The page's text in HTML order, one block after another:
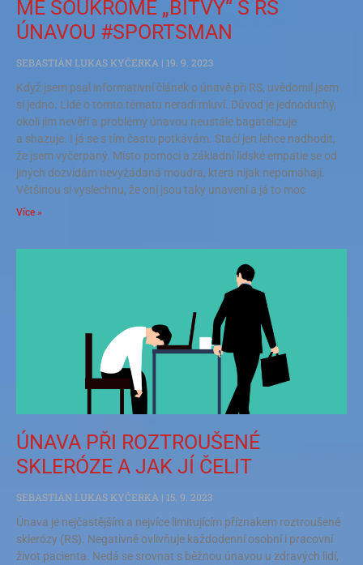
MÉ SOUKROMÉ „BITVY“ S RS
ÚNAVOU #SPORTSMAN
SEBASTIÁN LUKAS KYČERKA
19. 9. 2023
Když jsem psal informativní článek o únavě při RS, uvědomil jsem
si jedno. Lidé o tomto tématu neradi mluví. Důvod je jednoduchý,
okolí jim nevěří a problémy únavou neustále bagatelizuje
a shazuje. I já se s tím často potkávám. Stačí jen lehce nadhodit,
že jsem vyčerpaný. Místo pomoci a základní lidské empatie se od
jiných dozvídám nevyžádaná moudra, která nijak nepomáhají.
Většinou si vyslechnu, že oni jsou taky unavení a já to moc
Více »
ÚNAVA PŘI ROZTROUŠENÉ
SKLERÓZE A JAK JÍ ČELIT
SEBASTIÁN LUKAS KYČERKA
15. 9. 2023
Únava je nejčastějším a nejvíce limitujícím příznakem roztroušené
sklerózy (RS). Negativně ovlivňuje každodenní osobní i pracovní
život pacienta. Nedá se srovnat s běžnou únavou u zdravých lidí,